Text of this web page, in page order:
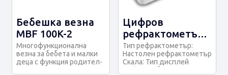
Бебешка везна
MBF 100K-2
Многофункционална
везна за бебета и малки
деца с функция родител-
Цифров
рефрактометър
ORL 94LM за
хранителната
промишленост
Тип рефрактометър:
Настолен рефрактометър
Скала: Тип дисплей